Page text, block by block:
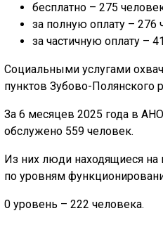
бесплатно – 275
за полную оплату – 276
за частичную оплату –
Социальными услугами
пунктов Зубово-Полянского
За 6 месяцев 2025 года в
обслужено 559 человек.
Из них люди находящиеся
по уровням
0 уровень – 222 человека.